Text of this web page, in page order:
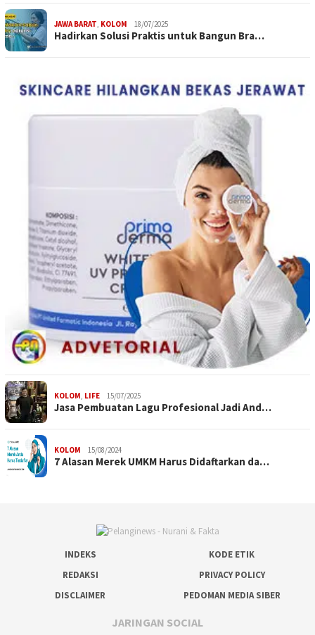
JAWA BARAT, KOLOM 18/07/2025
Hadirkan Solusi Praktis untuk Bangun Bra…
KOLOM, LIFE 15/07/2025
Jasa Pembuatan Lagu Profesional Jadi And…
KOLOM 15/08/2024
7 Alasan Merek UMKM Harus Didaftarkan da…
INDEKS
KODE ETIK
REDAKSI
PRIVACY POLICY
DISCLAIMER
PEDOMAN MEDIA SIBER
JARINGAN SOCIAL